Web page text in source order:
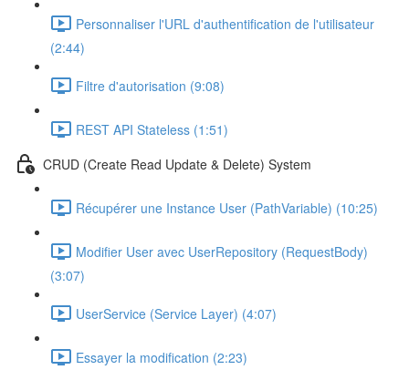
Personnaliser l'URL d'authentification de l'utilisateur
(2:44)
Filtre d'autorisation (9:08)
REST API Stateless (1:51)
CRUD (Create Read Update & Delete) System
Récupérer une Instance User (PathVariable) (10:25)
Modifier User avec UserRepository (RequestBody)
(3:07)
UserService (Service Layer) (4:07)
Essayer la modification (2:23)